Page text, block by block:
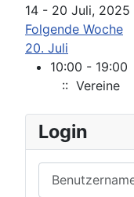
14 - 20 Juli, 2025
Folgende Woche
20. Juli
10:00 - 19:00
:: Vereine
Login